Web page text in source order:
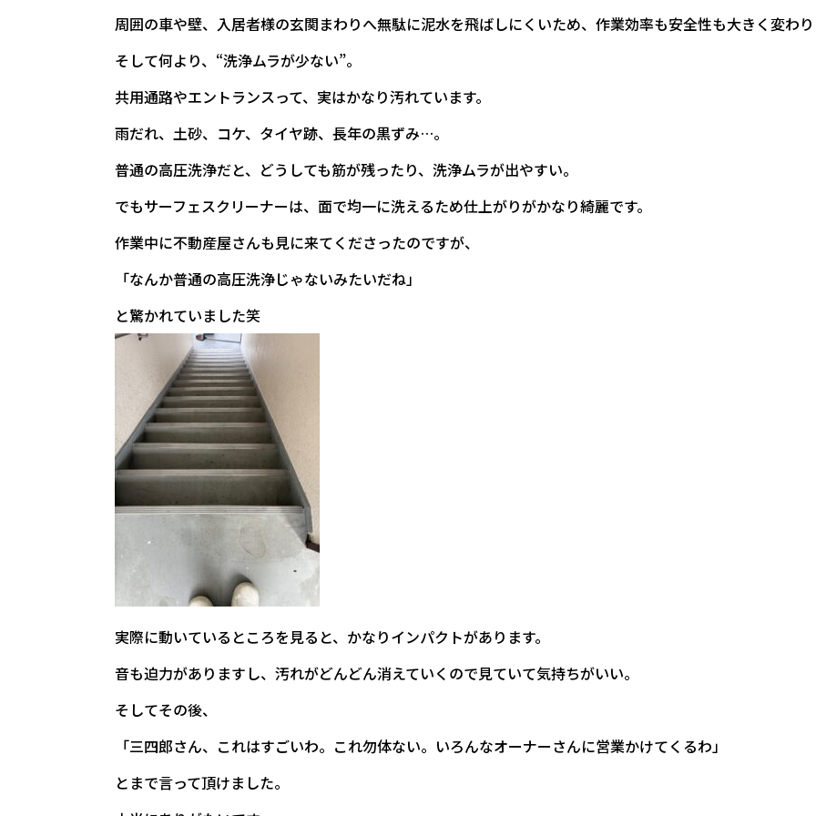
周囲の車や壁、入居者様の玄関まわりへ無駄に泥水を飛ばしにくいため、作業効率も安全性も大きく変わ
そして何より、“洗浄ムラが少ない”。
共用通路やエントランスって、実はかなり汚れています。
雨だれ、土砂、コケ、タイヤ跡、長年の黒ずみ…。
普通の高圧洗浄だと、どうしても筋が残ったり、洗浄ムラが出やすい。
でもサーフェスクリーナーは、面で均一に洗えるため仕上がりがかなり綺麗です。
作業中に不動産屋さんも見に来てくださったのですが、
「なんか普通の高圧洗浄じゃないみたいだね」
と驚かれていました笑
実際に動いているところを見ると、かなりインパクトがあります。
音も迫力がありますし、汚れがどんどん消えていくので見ていて気持ちがいい。
そしてその後、
「三四郎さん、これはすごいわ。これ勿体ない。いろんなオーナーさんに営業かけてくるわ」
とまで言って頂けました。